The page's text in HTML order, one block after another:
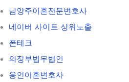
남양주이혼전문변호사
네이버 사이트 상위노출
폰테크
의정부법무법인
용인이혼변호사